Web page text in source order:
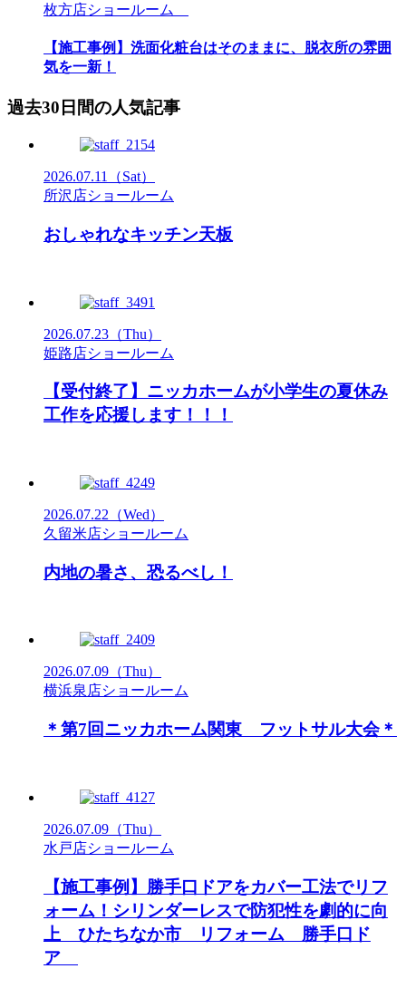
枚方店ショールーム
【施工事例】洗面化粧台はそのままに、脱衣所の雰囲
気を一新！
過去30日間の人気記事
2026.07.11
（Sat）
所沢店ショールーム
おしゃれなキッチン天板
2026.07.23 （Thu）
姫路店ショールーム
【受付終了】ニッカホームが小学生の夏休み
工作を応援します！！！
2026.07.22 （Wed）
久留米店ショールーム
内地の暑さ、恐るべし！
2026.07.09 （Thu）
横浜泉店ショールーム
＊第7回ニッカホーム関東 フットサル大会＊
2026.07.09 （Thu）
水戸店ショールーム
【施工事例】勝手口ドアをカバー工法でリフ
ォーム！シリンダーレスで防犯性を劇的に向
上 ひたちなか市 リフォーム 勝手口ド
ア